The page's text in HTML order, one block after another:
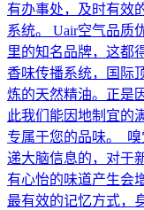
有办事处，及时有效
系统。 Uair空气品质
里的知名品牌，这都
香味传播系统，国际
炼的天然精油。正是
此我们能因地制宜的
专属于您的品味。
递大脑信息的，对于
有心怡的味道产生会
最有效的记忆方式，